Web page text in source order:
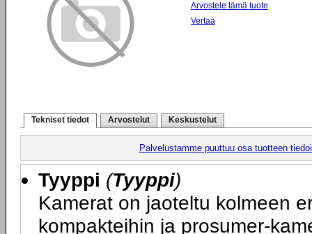
Arvostele tämä tuote
Vertaa
Tekniset tiedot Arvostelut Keskustelut
Palvelustamme puuttuu osa tuotteen
Tyyppi (Tyyppi)
Kamerat on jaoteltu kolmeen
kompakteihin ja prosumer-